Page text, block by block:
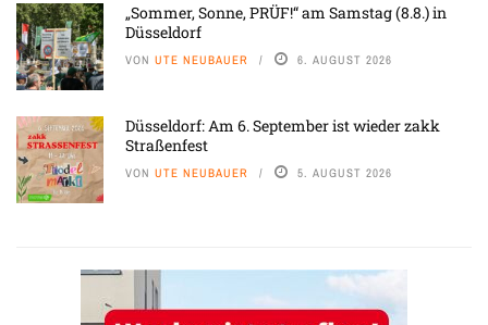
„Sommer, Sonne, PRÜF!“ am Samstag (8.8.) in
Düsseldorf
VON UTE NEUBAUER 6. AUGUST 2026
Düsseldorf: Am 6. September ist wieder zakk
Straßenfest
VON UTE NEUBAUER 5. AUGUST 2026